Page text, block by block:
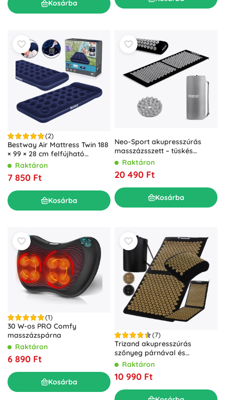
Kosárba
(2)
Bestway Air Mattress Twin 188
× 99 × 28 cm felfújható
matrac beépített pumpával
Raktáron
7 850 Ft
Kosárba
Neo-Sport akupresszúrás
masszázsszett – tüskés
matrac és párna, fekete–
Raktáron
20 490 Ft
Kosárba
(1)
30 W-os PRO Comfy
masszázspárna
Raktáron
6 890 Ft
Kosárba
(7)
Trizand akupresszúrás
szőnyeg párnával és
labdákkal
Raktáron
10 990 Ft